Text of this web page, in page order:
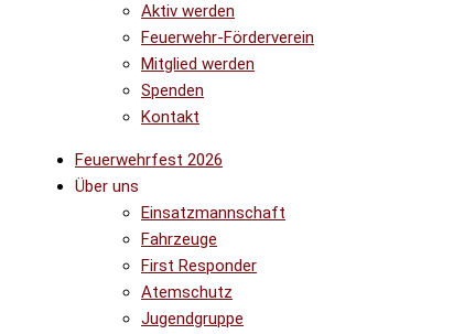
Aktiv werden
Feuerwehr-Förderverein
Mitglied werden
Spenden
Kontakt
Feuerwehrfest 2026
Über uns
Einsatzmannschaft
Fahrzeuge
First Responder
Atemschutz
Jugendgruppe